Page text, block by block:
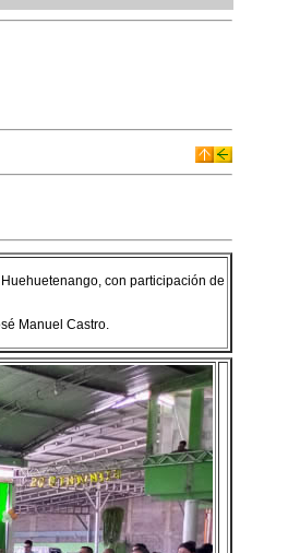
con participación de
Manuel Castro.